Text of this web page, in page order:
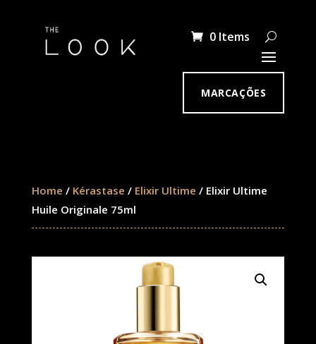
0 Items
MARCAÇÕES
Home / Kérastase / Elixir Ultime / Elixir Ultime
Huile Originale 75ml